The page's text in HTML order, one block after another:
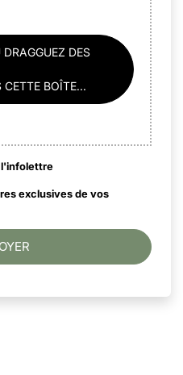
DES
BOÎTE...
l'infolettre
exclusives de vos